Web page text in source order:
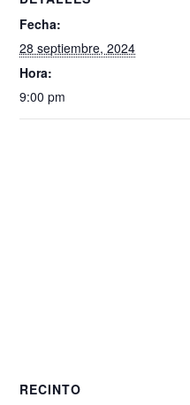
Fecha:
28 septiembre, 2024
Hora:
9:00 pm
RECINTO